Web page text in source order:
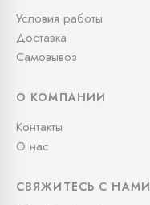
Условия работы
Доставка
Самовывоз
О КОМПАНИИ
Контакты
О нас
СВЯЖИТЕСЬ С НАМИ